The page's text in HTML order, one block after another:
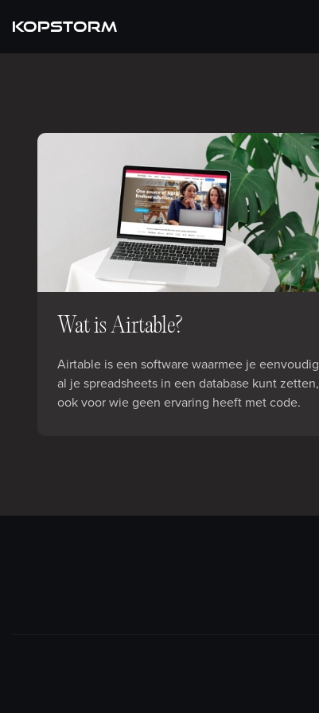
KOPSTORM
Wat is Airtable?
Airtable is een software waarmee je eenvoudig
al je spreadsheets in een database kunt zetten,
ook voor wie geen ervaring heeft met code.